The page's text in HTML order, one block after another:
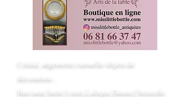
Cristal, argenterie,vaisselle objets de
décoration...
Baccarat,Saint Louis,Lalique,Daum,Christofle